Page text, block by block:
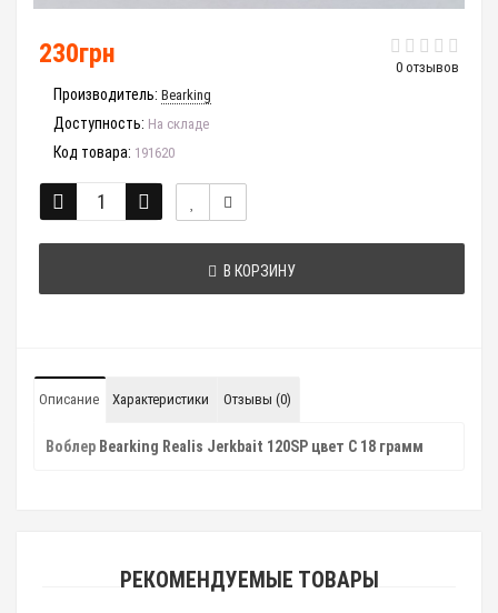
0 отзывов
230грн
Производитель: Bearking
Доступность: На складе
Код товара: 191620
В КОРЗИНУ
Описание Характеристики Отзывы (0)
Воблер Bearking Realis Jerkbait 120SP цвет C 18 грамм
РЕКОМЕНДУЕМЫЕ ТОВАРЫ